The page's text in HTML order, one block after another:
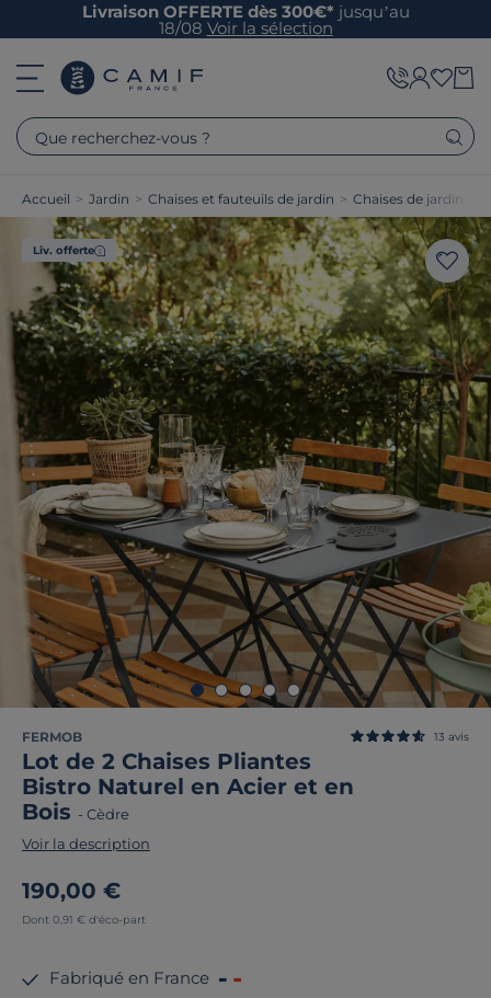
Livraison OFFERTE dès 300€* jusqu’au
18/08 Voir la sélection
Que recherchez-vous ?
Accueil > Jardin > Chaises et fauteuils de jardin > Chaises de jardin
Liv. offerte
FERMOB
Lot de 2 Chaises Pliantes
Bistro Naturel en Acier et en
Bois - Cèdre
13 avis
Voir la description
190,00 €
Dont 0,91 € d'éco-part
Fabriqué en France